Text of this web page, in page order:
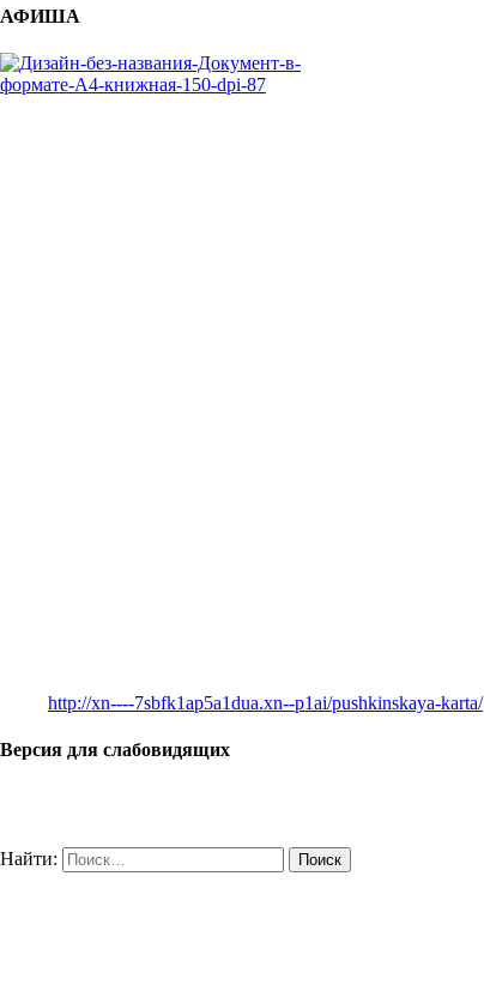
АФИША
http://xn----7sbfk1ap5a1dua.xn--p1ai/pushkinskaya-karta/
Версия для слабовидящих
Найти: